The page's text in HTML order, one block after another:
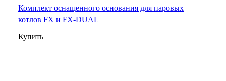
Комплект оснащенного основания для паровых
котлов FX и FX-DUAL
Купить